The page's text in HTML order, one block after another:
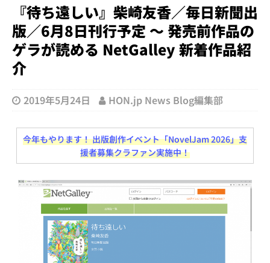
『待ち遠しい』柴崎友香／毎日新聞出
版／6月8日刊行予定 ～ 発売前作品の
ゲラが読める NetGalley 新着作品紹
介
2019年5月24日 HON.jp News Blog編集部
今年もやります！ 出版創作イベント「NovelJam 2026」支
援者募集クラファン実施中！